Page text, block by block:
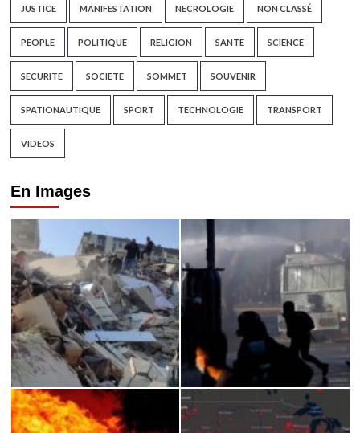
JUSTICE MANIFESTATION NECROLOGIE NON CLASSÉ
PEOPLE POLITIQUE RELIGION SANTE SCIENCE
SECURITE SOCIETE SOMMET SOUVENIR
SPATIONAUTIQUE SPORT TECHNOLOGIE TRANSPORT
VIDEOS
En Images